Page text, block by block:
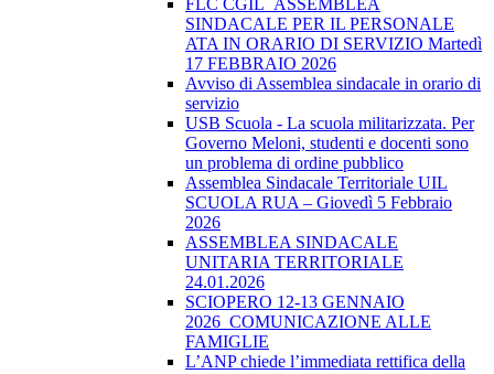
FLC CGIL_ASSEMBLEA
SINDACALE PER IL PERSONALE
ATA IN ORARIO DI SERVIZIO Martedì
17 FEBBRAIO 2026
Avviso di Assemblea sindacale in orario di
servizio
USB Scuola - La scuola militarizzata. Per
Governo Meloni, studenti e docenti sono
un problema di ordine pubblico
Assemblea Sindacale Territoriale UIL
SCUOLA RUA – Giovedì 5 Febbraio
2026
ASSEMBLEA SINDACALE
UNITARIA TERRITORIALE
24.01.2026
SCIOPERO 12-13 GENNAIO
2026_COMUNICAZIONE ALLE
FAMIGLIE
L’ANP chiede l’immediata rettifica della